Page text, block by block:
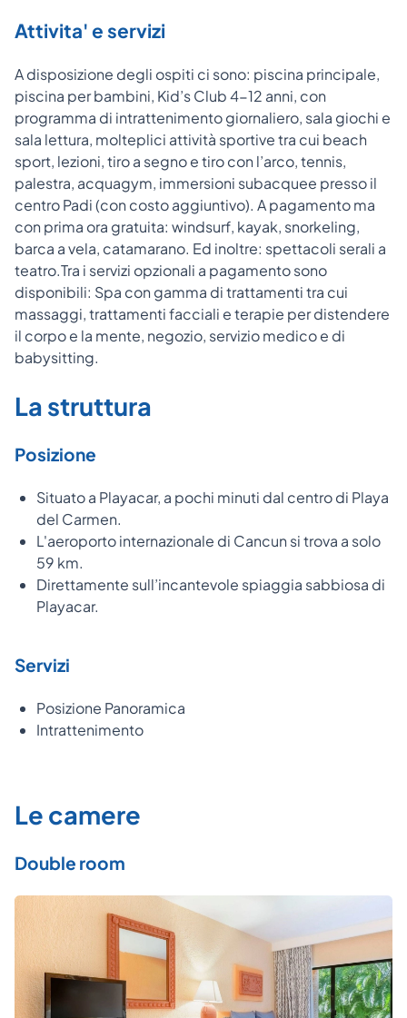
Attivita' e servizi
A disposizione degli ospiti ci sono: piscina principale,
piscina per bambini, Kid’s Club 4-12 anni, con
programma di intrattenimento giornaliero, sala giochi e
sala lettura, molteplici attività sportive tra cui beach
sport, lezioni, tiro a segno e tiro con l’arco, tennis,
palestra, acquagym, immersioni subacquee presso il
centro Padi (con costo aggiuntivo). A pagamento ma
con prima ora gratuita: windsurf, kayak, snorkeling,
barca a vela, catamarano. Ed inoltre: spettacoli serali a
teatro.Tra i servizi opzionali a pagamento sono
disponibili: Spa con gamma di trattamenti tra cui
massaggi, trattamenti facciali e terapie per distendere
il corpo e la mente, negozio, servizio medico e di
babysitting.
La struttura
Posizione
Situato a Playacar, a pochi minuti dal centro di Playa
del Carmen.
L'aeroporto internazionale di Cancun si trova a solo
59 km.
Direttamente sull’incantevole spiaggia sabbiosa di
Playacar.
Servizi
Posizione Panoramica
Intrattenimento
Le camere
Double room